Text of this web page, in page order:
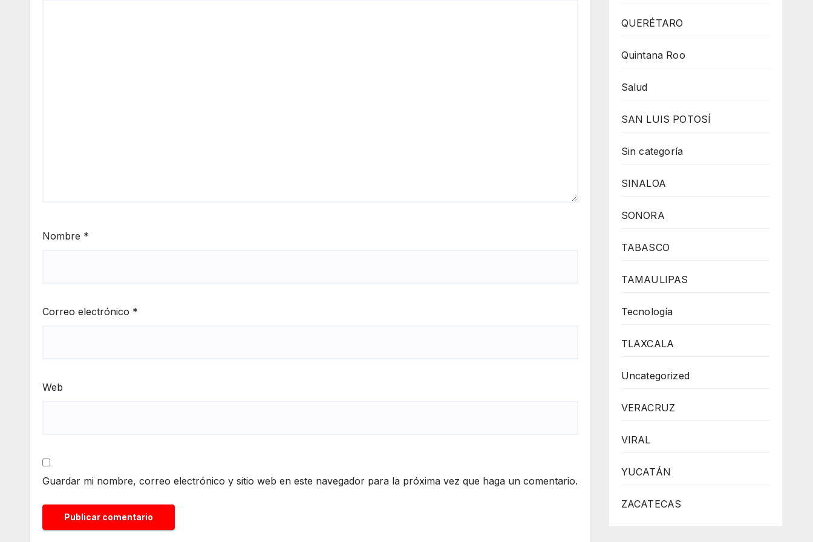
Nombre *
Correo electrónico *
Web
Guardar mi nombre, correo electrónico y sitio web en este navegador para la próxima vez que haga un comentario.
QUERÉTARO
Quintana Roo
Salud
SAN LUIS POTOSÍ
Sin categoría
SINALOA
SONORA
TABASCO
TAMAULIPAS
Tecnología
TLAXCALA
Uncategorized
VERACRUZ
VIRAL
YUCATÁN
ZACATECAS